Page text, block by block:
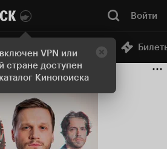
VPN или
стране доступен
Кинопоиска
Войти
Онлайн-кинотеатр